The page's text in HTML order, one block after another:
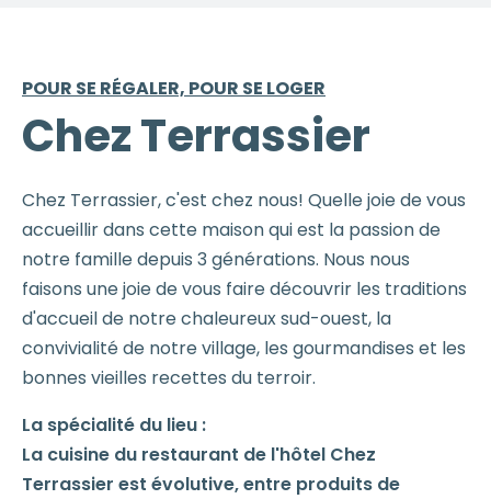
POUR SE RÉGALER, POUR SE LOGER
Chez Terrassier
Chez Terrassier, c'est chez nous! Quelle joie de vous
accueillir dans cette maison qui est la passion de
notre famille depuis 3 générations. Nous nous
faisons une joie de vous faire découvrir les traditions
d'accueil de notre chaleureux sud-ouest, la
convivialité de notre village, les gourmandises et les
bonnes vieilles recettes du terroir.
La spécialité du lieu :
La cuisine du restaurant de l'hôtel Chez
Terrassier est évolutive, entre produits de